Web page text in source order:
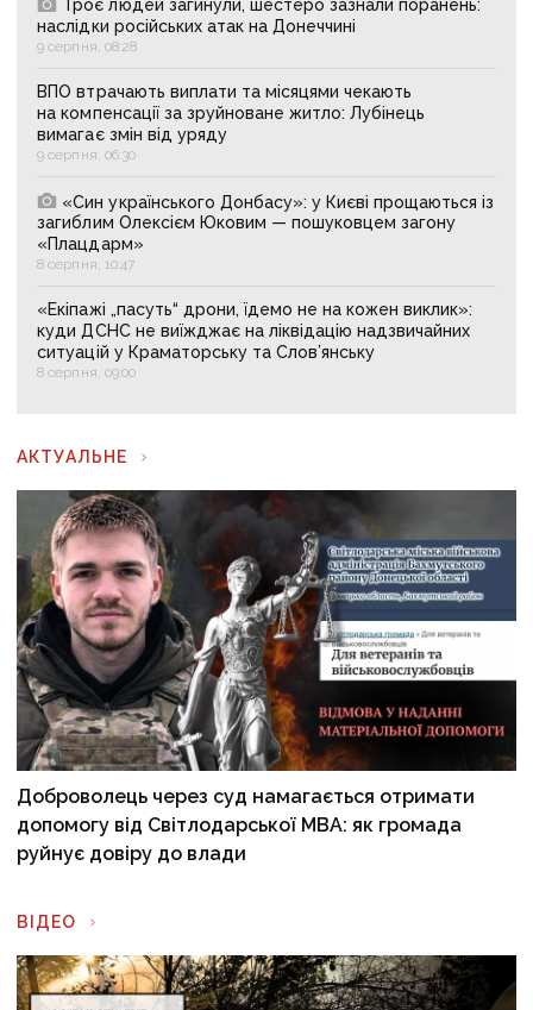
Троє людей загинули, шестеро зазнали поранень:
наслідки російських атак на Донеччині
9 серпня, 08:28
ВПО втрачають виплати та місяцями чекають
на компенсації за зруйноване житло: Лубінець
вимагає змін від уряду
9 серпня, 06:30
«Син українського Донбасу»: у Києві прощаються із
загиблим Олексієм Юковим — пошуковцем загону
«Плацдарм»
8 серпня, 10:47
«Екіпажі „пасуть“ дрони, їдемо не на кожен виклик»:
куди ДСНС не виїжджає на ліквідацію надзвичайних
ситуацій у Краматорську та Слов’янську
8 серпня, 09:00
АКТУАЛЬНЕ
Доброволець через суд намагається отримати
допомогу від Світлодарської МВА: як громада
руйнує довіру до влади
ВІДЕО